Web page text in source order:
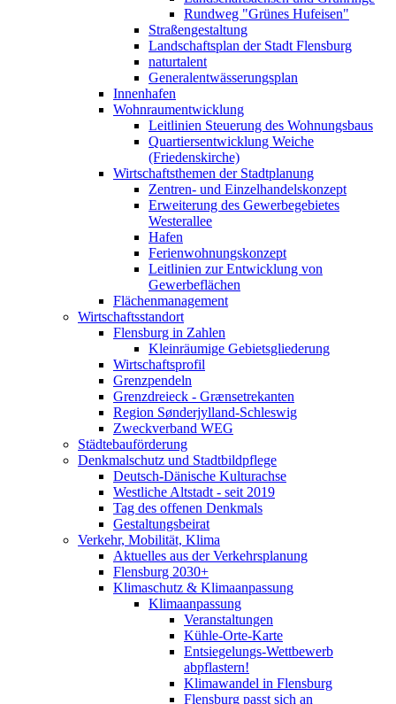
Rundweg "Grünes Hufeisen"
Straßengestaltung
Landschaftsplan der Stadt Flensburg
naturtalent
Generalentwässerungsplan
Innenhafen
Wohnraumentwicklung
Leitlinien Steuerung des Wohnungsbaus
Quartiersentwicklung Weiche
(Friedenskirche)
Wirtschaftsthemen der Stadtplanung
Zentren- und Einzelhandelskonzept
Erweiterung des Gewerbegebietes
Westerallee
Hafen
Ferienwohnungskonzept
Leitlinien zur Entwicklung von
Gewerbeflächen
Flächenmanagement
Wirtschaftsstandort
Flensburg in Zahlen
Kleinräumige Gebietsgliederung
Wirtschaftsprofil
Grenzpendeln
Grenzdreieck - Grænsetrekanten
Region Sønderjylland-Schleswig
Zweckverband WEG
Städtebauförderung
Denkmalschutz und Stadtbildpflege
Deutsch-Dänische Kulturachse
Westliche Altstadt - seit 2019
Tag des offenen Denkmals
Gestaltungsbeirat
Verkehr, Mobilität, Klima
Aktuelles aus der Verkehrsplanung
Flensburg 2030+
Klimaschutz & Klimaanpassung
Klimaanpassung
Veranstaltungen
Kühle-Orte-Karte
Entsiegelungs-Wettbewerb
abpflastern!
Klimawandel in Flensburg
Flensburg passt sich an